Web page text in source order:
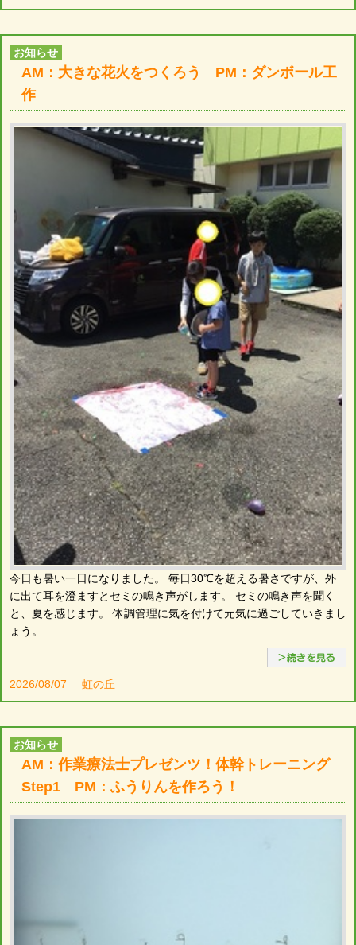
お知らせ
AM：大きな花火をつくろう PM：ダンボール工
作
今日も暑い一日になりました。 毎日30℃を超える暑さですが、外
に出て耳を澄ますとセミの鳴き声がします。 セミの鳴き声を聞く
と、夏を感じます。 体調管理に気を付けて元気に過ごしていきまし
ょう。
2026/08/07 虹の丘
お知らせ
AM：作業療法士プレゼンツ！体幹トレーニング
Step1 PM：ふうりんを作ろう！